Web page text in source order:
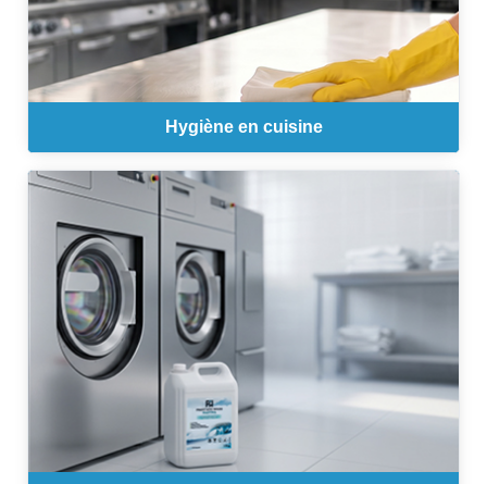
Hygiène en cuisine